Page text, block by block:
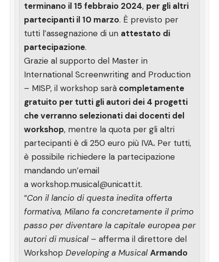
terminano il 15 febbraio 2024, per gli altri
partecipanti il 10 marzo. È previsto per
tutti l’assegnazione di un attestato di
partecipazione.
Grazie al supporto del Master in
International Screenwriting and Production
– MISP, il workshop saràcompletamente
gratuito per tutti gli autori dei 4 progetti
che verranno selezionati dai docenti del
workshop, mentre la quota per gli altri
partecipanti è di 250 euro più IVA.Per tutti,
è possibile richiedere la partecipazione
mandando un’email
a workshop.musical@unicatt.it.
“Con il lancio di questa inedita offerta
formativa, Milano fa concretamente il primo
passo per diventare la capitale europea per
autori di musical– afferma il direttore del
Workshop Developing a Musical Armando